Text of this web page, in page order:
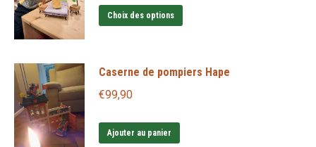
Choix des options
plusieurs
Caserne de pompiers Hape
€99,90
Ajouter au panier